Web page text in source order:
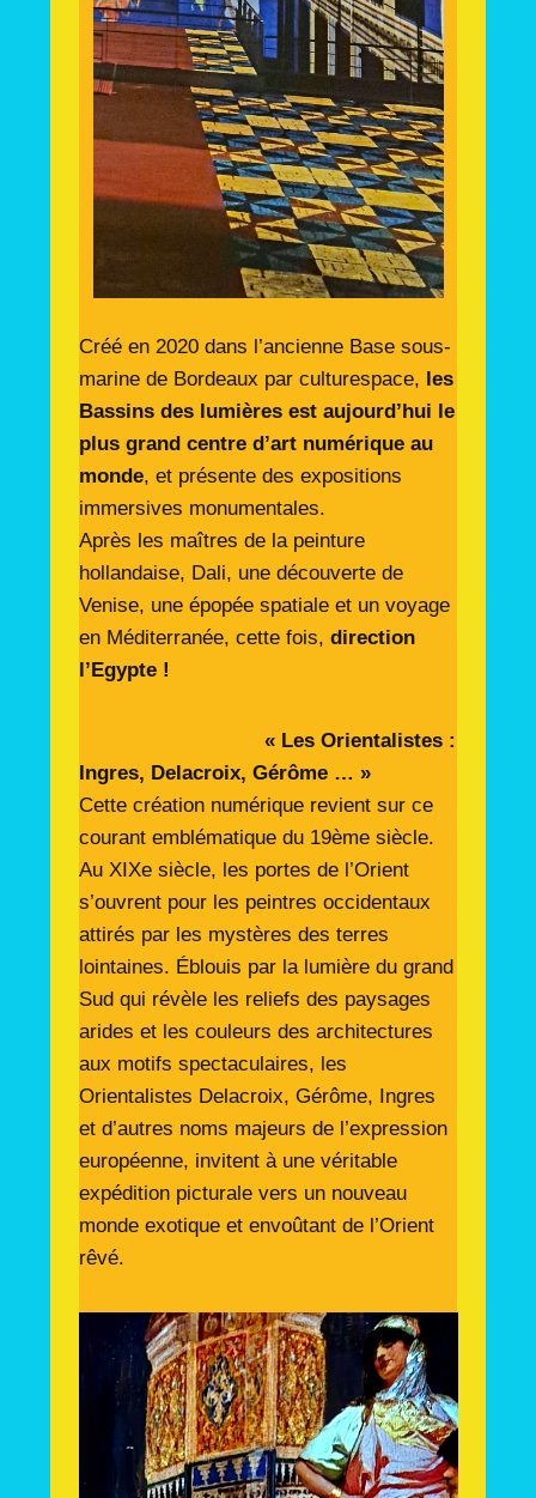
Créé en 2020 dans l’ancienne Base sous-
marine de Bordeaux par culturespace, les
Bassins des lumières est aujourd’hui le
plus grand centre d’art numérique au
monde, et présente des expositions
immersives monumentales.
Après les maîtres de la peinture
hollandaise, Dali, une découverte de
Venise, une épopée spatiale et un voyage
en Méditerranée, cette fois, direction
l’Egypte !
« Les Orientalistes :
Ingres, Delacroix, Gérôme … »
Cette création numérique revient sur ce
courant emblématique du 19ème siècle.
Au XIXe siècle, les portes de l’Orient
s’ouvrent pour les peintres occidentaux
attirés par les mystères des terres
lointaines. Éblouis par la lumière du grand
Sud qui révèle les reliefs des paysages
arides et les couleurs des architectures
aux motifs spectaculaires, les
Orientalistes Delacroix, Gérôme, Ingres
et d’autres noms majeurs de l’expression
européenne, invitent à une véritable
expédition picturale vers un nouveau
monde exotique et envoûtant de l’Orient
rêvé.